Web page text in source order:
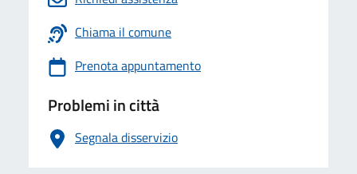
Chiama il comune
Prenota appuntamento
Problemi in città
Segnala disservizio